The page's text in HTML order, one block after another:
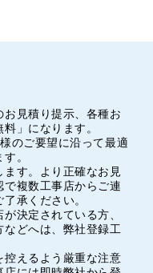
見積り提示、各種お
」になります。
のご要望に沿って最適
。
す。より正確なお見
複数工事店からご連
承ください。
決定されている方、
どへは、弊社登録工
えるよう厳重な注意